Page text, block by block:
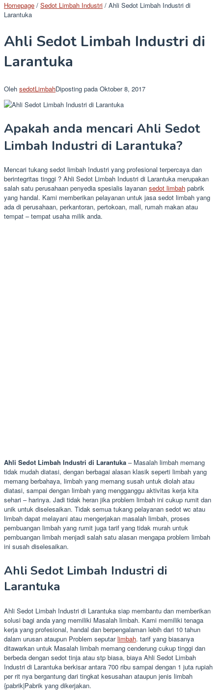
Homepage / Sedot Limbah Industri / Ahli Sedot Limbah Industri di
Larantuka
Ahli Sedot Limbah Industri di
Larantuka
Oleh sedotLimbahDiposting pada Oktober 8, 2017
Apakah anda mencari Ahli Sedot
Limbah Industri di Larantuka?
Mencari tukang sedot limbah Industri yang profesional terpercaya dan
berintegritas tinggi ? Ahli Sedot Limbah Industri di Larantuka merupakan
salah satu perusahaan penyedia spesialis layanan sedot limbah pabrik
yang handal. Kami memberikan pelayanan untuk jasa sedot limbah yang
ada di perusahaan, perkantoran, pertokoan, mall, rumah makan atau
tempat – tempat usaha milik anda.
Ahli Sedot Limbah Industri di Larantuka – Masalah limbah memang
tidak mudah diatasi, dengan berbagai alasan klasik seperti limbah yang
memang berbahaya, limbah yang memang susah untuk diolah atau
diatasi, sampai dengan limbah yang mengganggu aktivitas kerja kita
sehari – harinya. Jadi tidak heran jika problem limbah ini cukup rumit dan
unik untuk diselesaikan. Tidak semua tukang pelayanan sedot wc atau
limbah dapat melayani atau mengerjakan masalah limbah, proses
pembuangan limbah yang rumit juga tarif yang tidak murah untuk
pembuangan limbah menjadi salah satu alasan mengapa problem limbah
ini susah diselesaikan.
Ahli Sedot Limbah Industri di
Larantuka
Ahli Sedot Limbah Industri di Larantuka siap membantu dan memberikan
solusi bagi anda yang memiliki Masalah limbah. Kami memiliki tenaga
kerja yang profesional, handal dan berpengalaman lebih dari 10 tahun
dalam urusan ataupun Problem seputarlimbah. tarif yang biasanya
ditawarkan untuk Masalah limbah memang cenderung cukup tinggi dan
berbeda dengan sedot tinja atau stp biasa, biaya Ahli Sedot Limbah
Industri di Larantuka berkisar antara 700 ribu sampai dengan 1 juta rupiah
per rit nya bergantung dari tingkat kesusahan ataupun jenis limbah
{pabrik|Pabrik yang dikerjakan.